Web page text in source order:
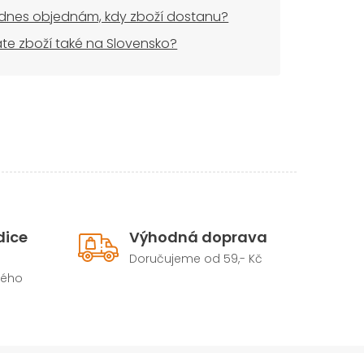
objednám, kdy zboží dostanu?
zboží také na Slovensko?
Výhodná doprava
Doručujeme od 59,- Kč